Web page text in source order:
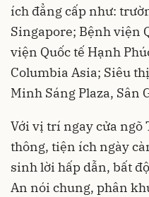
ích đẳng cấp như:
Singapore; Bệnh viện
viện Quốc tế Hạnh
Columbia Asia; Siêu
Minh Sáng Plaza, Sân
Với vị trí ngay cửa ngõ
thông, tiện ích ngày
sinh lời hấp dẫn, bất
An nói chung, phân